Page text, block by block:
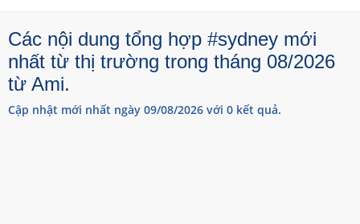
Các nội dung tổng hợp #sydney mới
nhất từ thị trường trong tháng 08/2026
từ Ami.
Cập nhật mới nhất ngày 09/08/2026 với 0 kết quả.